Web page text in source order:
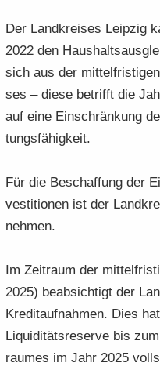
Der Land­krei­ses Leip­zig
2022 den
sich aus der
ses – diese be­trifft die
auf eine Ein­schrän­kung
tungs­fä­hig­keit.
Für die Be­schaf­fung der
ves­ti­tio­nen ist der
neh­men.
Im Zeit­raum der
2025) be­ab­sich­tigt der
Kre­dit­auf­nah­men. Dies
Li­qui­di­täts­re­ser­ve bis
rau­mes im Jahr 2025